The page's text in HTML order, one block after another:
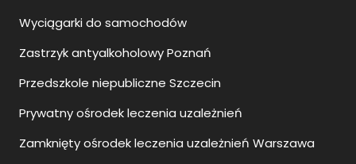
Wyciągarki do samochodów
Zastrzyk antyalkoholowy Poznań
Przedszkole niepubliczne Szczecin
Prywatny ośrodek leczenia uzależnień
Zamknięty ośrodek leczenia uzależnień Warszawa